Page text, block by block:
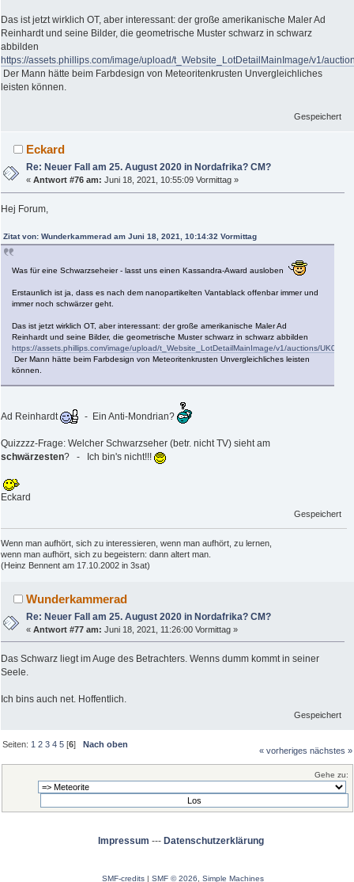
Das ist jetzt wirklich OT, aber interessant: der große amerikanische Maler Ad
Reinhardt und seine Bilder, die geometrische Muster schwarz in schwarz
abbilden
https://assets.phillips.com/image/upload/t_Website_LotDetailMainImage/v1/
Der Mann hätte beim Farbdesign von Meteoritenkrusten Unvergleichliches
leisten können.
Gespeichert
Eckard
Re: Neuer Fall am 25. August 2020 in Nordafrika? CM?
«Antwort #76 am: Juni 18, 2021, 10:55:09 Vormittag »
Hej Forum,
Zitat von: Wunderkammerad am Juni 18, 2021, 10:14:32 Vormittag
Was für eine Schwarzseheier - lasst uns einen Kassandra-Award ausloben
Erstaunlich ist ja, dass es nach dem nanopartikelten Vantablack offenbar immer und
immer noch schwärzer geht.
Das ist jetzt wirklich OT, aber interessant: der große amerikanische Maler Ad
Reinhardt und seine Bilder, die geometrische Muster schwarz in schwarz abbilden
https://assets.phillips.com/image/upload/t_Website_LotDetailMainImage/v1/auctions/
Der Mann hätte beim Farbdesign von Meteoritenkrusten Unvergleichliches leisten
können.
Ad Reinhardt - Ein Anti-Mondrian?
Quizzzz-Frage: Welcher Schwarzseher (betr. nicht TV) sieht am
schwärzesten? - Ich bin's nicht!!!
Eckard
Gespeichert
Wenn man aufhört, sich zu interessieren, wenn man aufhört, zu lernen,
wenn man aufhört, sich zu begeistern: dann altert man.
(Heinz Bennent am 17.10.2002 in 3sat)
Wunderkammerad
Re: Neuer Fall am 25. August 2020 in Nordafrika? CM?
«Antwort #77 am: Juni 18, 2021, 11:26:00 Vormittag »
Das Schwarz liegt im Auge des Betrachters. Wenns dumm kommt in seiner
Seele.
Ich bins auch net. Hoffentlich.
Gespeichert
Seiten: 1 2 3 4 5 [6]Nach oben
« vorheriges nächstes »
Gehe zu:
Impressum --- Datenschutzerklärung
SMF-credits | SMF © 2026 Simple Machines